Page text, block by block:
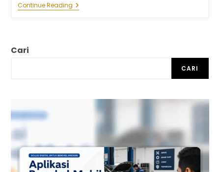
Continue ReadingCara
Daftar
Cari
CARI